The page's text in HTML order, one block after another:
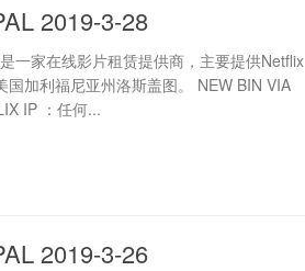
2019-3-28
一家在线影片租赁提供商，主要提供Netflix
加利福尼亚州洛斯盖图。 NEW BIN VIA
IP ：任何...
2019-3-26